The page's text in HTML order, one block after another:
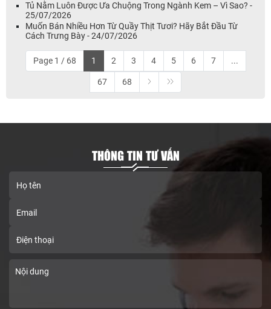
Tủ Nằm Luôn Được Ưa Chuộng Trong Ngành Kem – Vì Sao? -
25/07/2026
Muốn Bán Nhiều Hơn Từ Quầy Thịt Tươi? Hãy Bắt Đầu Từ
Cách Trưng Bày - 24/07/2026
Page 1 / 68 1 2 3 4 5 6 7 ...
67 68
THÔNG TIN TƯ VẤN